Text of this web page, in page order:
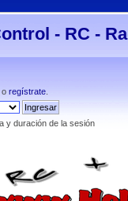
- RC -
o regístrate
y duración de la sesión